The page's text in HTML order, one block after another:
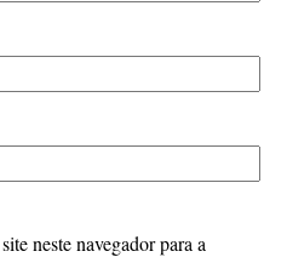
neste navegador para a